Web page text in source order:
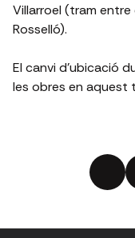
Villarroel (tram entre
Rosselló).
El canvi d'ubicació
les obres en aquest